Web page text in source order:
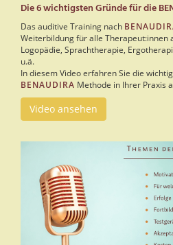
Die 6 wichtigsten Gründe für die
Das auditive Training nach
Weiterbildung für alle Therapeut:innen
Logopädie, Sprachtherapie,
u.ä.
In diesem Video erfahren Sie die
BENAUDIRA Methode in Ihrer Praxis
Video ansehen